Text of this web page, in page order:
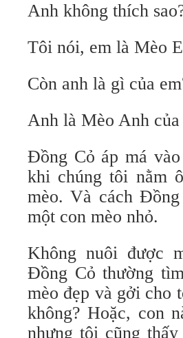
Anh không thích
Tôi nói, em là Mèo
Còn anh là gì của
Anh là Mèo Anh của
Đồng Cỏ áp má
khi chúng tôi nằm
mèo. Và cách
một con mèo nhỏ.
Không nuôi được
Đồng Cỏ thường
mèo đẹp và gởi cho
không? Hoặc, con
nhưng tôi cũng